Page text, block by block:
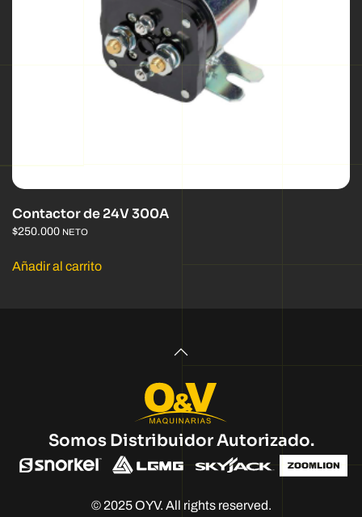
Contactor de 24V 300A
$250.000 NETO
Añadir al carrito
Somos Distribuidor Autorizado.
© 2025 OYV. All rights reserved.